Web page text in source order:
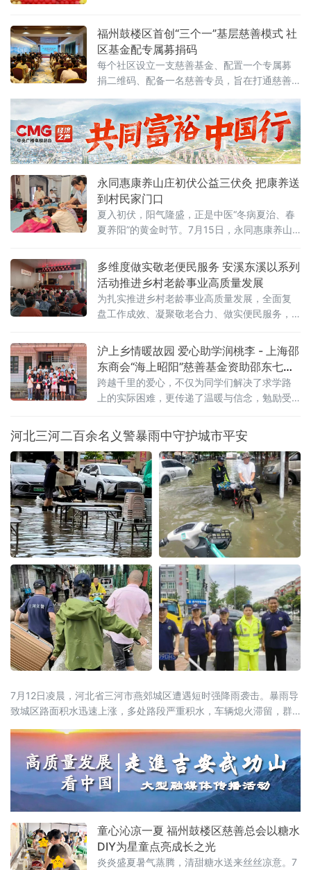
福州鼓楼区首创“三个一”基层慈善模式 社
区基金配专属募捐码
每个社区设立一支慈善基金、配置一个专属募
捐二维码、配备一名慈善专员，旨在打通慈善
2026年度基层慈善工作专题座谈会上，这一模
式获得民政部门肯定。福州市民政局福利慈善
处处长韩云表示，该模式务实可行，具有良好
的示范推广价值。据鼓楼区慈善总会介绍，社
永同惠康养山庄初伏公益三伏灸 把康养送
到村民家门口
夏入初伏，阳气隆盛，正是中医“冬病夏治、春
夏养阳”的黄金时节。7月15日，永同惠康养山
乡亲暖心推出的初伏公益三伏灸活动圆满举
办。这场没有繁杂流程、不设参与门槛的家门
口康养惠民行动，以专业古法艾灸、贴心便民
服务，把传统中医药的温热守护送到村民身
边，让千年养生智慧真正融入寻常百姓的夏日
多维度做实敬老便民服务 安溪东溪以系列
活动推进乡村老龄事业高质量发展
为扎实推进乡村老龄事业高质量发展，全面复
盘工作成效、凝聚敬老合力、做实便民服务，7
体活动中心开展2026年上半年工作总结、红色
宣讲、反诈科普、眼科义诊、爱心供餐及入户
慰问等系列敬老惠民活动。
沪上乡情暖故园 爱心助学润桃李 - 上海邵
东商会“海上昭阳”慈善基金资助邵东七中
困难学子
跨越千里的爱心，不仅为同学们解决了求学路
上的实际困难，更传递了温暖与信念，勉励受
脚踏实
河北三河二百余名义警暴雨中守护城市平安
7月12日凌晨，河北省三河市燕郊城区遭遇短时强降雨袭击。暴雨导
致城区路面积水迅速上涨，多处路段严重积水，车辆熄火滞留，群
组织200余名队员奔赴一线，开展交通疏导、抢险救援和隐患排查工
作。12日凌晨起，燕郊城区雨势猛烈，主次干道多处积水，部分路
段通行中断。平安义警队、银龄关爱义警队、环保义警队三支队伍
迅速响
童心沁凉一夏 福州鼓楼区慈善总会以糖水
DIY为星童点亮成长之光
炎炎盛夏暑气蒸腾，清甜糖水送来丝丝凉意。7